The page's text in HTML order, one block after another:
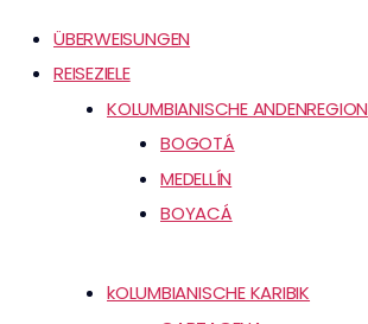
ÜBERWEISUNGEN
REISEZIELE
KOLUMBIANISCHE ANDENREGION
BOGOTÁ
MEDELLÍN
BOYACÁ
kOLUMBIANISCHE KARIBIK